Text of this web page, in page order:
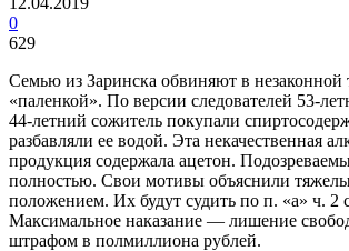
0
629
Семью из Заринска обвиняют в незаконной
«паленкой». По версии следователей 53-
44-летний сожитель покупали
разбавляли ее водой. Эта некачественная
продукция содержала ацетон.
полностью. Свои мотивы объяснили
положением. Их будут судить по п. «а» ч.
Максимальное наказание — лишение
штрафом в полмиллиона рублей.